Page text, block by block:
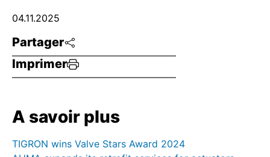
SAV support
Entreprise
Asie et Océanie
Amérique du Nord
Partager
Imprimer
04.11.2025
A savoir plus
TIGRON wins Valve Stars Award 2024